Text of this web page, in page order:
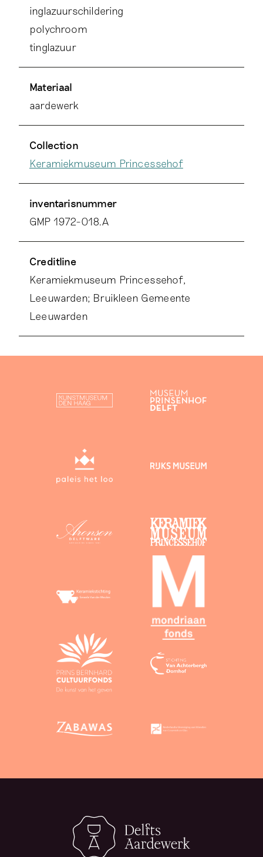
inglazuurschildering
polychroom
tinglazuur
Materiaal
aardewerk
Collection
Keramiekmuseum Princessehof
inventarisnummer
GMP 1972-018.A
Creditline
Keramiekmuseum Princessehof,
Leeuwarden; Bruikleen Gemeente
Leeuwarden